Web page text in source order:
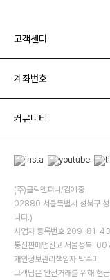
고객센터
계좌번호
커뮤니티
(주)클릭앤퍼니/김예중
02880 서울특별시 성북구
니다.)
사업자 등록번호 209-81-
통신판매업신고 서울성북-
개인정보관리책임자 박수미
고객님은 안전거래를 위해 현